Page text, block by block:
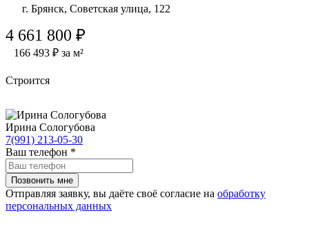
г. Брянск, Советская улица, 122
4 661 800 ₽
166 493 ₽ за м²
Строится
Ирина Сологубова
7(991) 213-05-30
Ваш телефон *
Отправляя заявку, вы даёте своё согласие на обработку
персональных данных